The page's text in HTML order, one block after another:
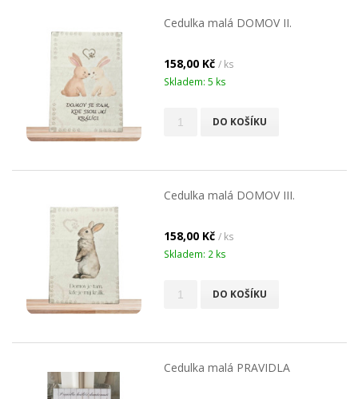
Cedulka malá DOMOV II.
158,00 Kč / ks
Skladem: 5 ks
DO KOŠÍKU
Cedulka malá DOMOV III.
158,00 Kč / ks
Skladem: 2 ks
DO KOŠÍKU
Cedulka malá PRAVIDLA